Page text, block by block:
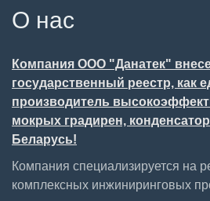
О нас
Компания ООО "Данатек"
государственный реестр, как
производитель
мокрых градирен,
Беларусь!
Компания специализируется на
комплексных инжиниринговых